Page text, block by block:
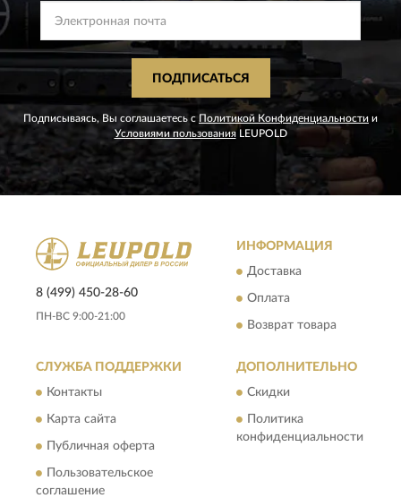
ПОДПИСАТЬСЯ
Подписываясь, Вы соглашаетесь с Политикой Конфиденциальности и
Условиями пользованияLEUPOLD
8 (499) 450-28-60
ПН-ВС 9:00-21:00
ИНФОРМАЦИЯ
Доставка
Оплата
Возврат товара
СЛУЖБА ПОДДЕРЖКИ
Контакты
Карта сайта
Публичная оферта
Пользовательское
соглашение
ДОПОЛНИТЕЛЬНО
Скидки
Политика
конфиденциальности